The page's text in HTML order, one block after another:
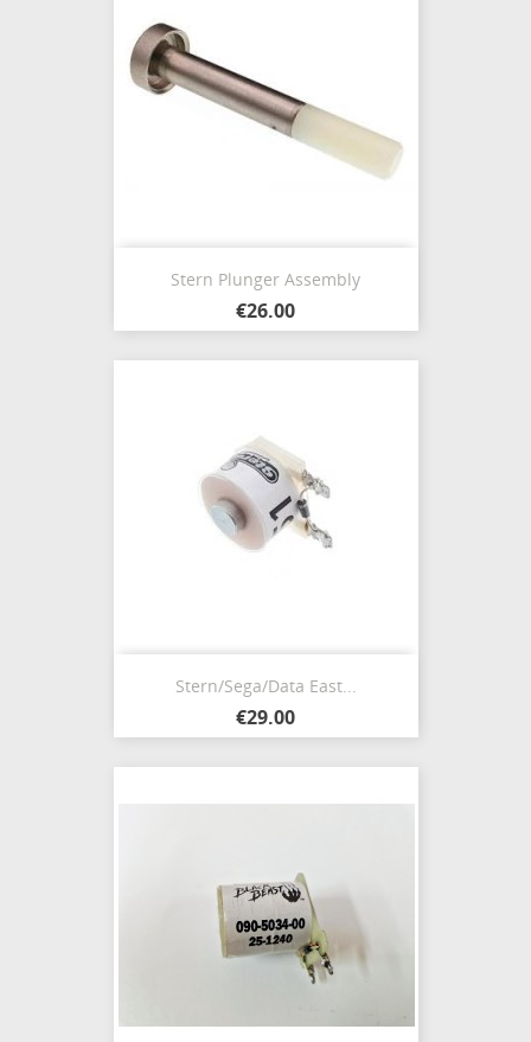
Stern Plunger Assembly
€26.00
Stern/Sega/Data East...
€29.00